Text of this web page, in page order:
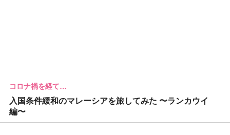
コロナ禍を経て…
入国条件緩和のマレーシアを旅してみた 〜ランカウイ
編〜